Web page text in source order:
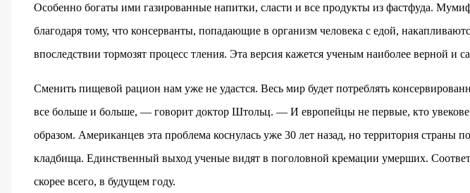
Особенно богаты ими газированные напитки, сласти и все продукты из фастфуда.
благодаря тому, что консерванты, попадающие в организм человека с едой,
впоследствии тормозят процесс тления. Эта версия кажется ученым наиболее верной и
Сменить пищевой рацион нам уже не удастся. Весь мир будет потреблять
все больше и больше, — говорит доктор Штольц. — И европейцы не первые, кто
образом. Американцев эта проблема коснулась уже 30 лет назад, но территория страны
кладбища. Единственный выход ученые видят в поголовной кремации умерших.
скорее всего, в будущем году.